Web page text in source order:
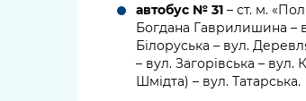
автобус № 31 – ст. м.
Богдана Гаврилишина –
Білоруська – вул.
– вул. Загорівська –
Шмідта) – вул. Татарська.